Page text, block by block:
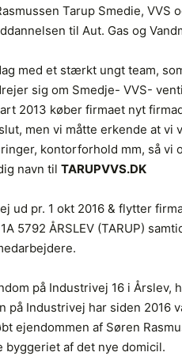
Tarup Smedie, VVS
til Aut. Gas og
med et stærkt ungt team,
sig om Smedje- VVS-
2013 køber firmaet nyt
men vi måtte erkende at vi
kontorforhold mm, så vi
navn til TARUPVVS.DK
ud pr. 1 okt 2016 & flytter
5792 ÅRSLEV (TARUP)
på Industrivej 16 i Årslev,
på Industrivej har siden 2016
ejendommen af Søren
byggeriet af det nye domicil.